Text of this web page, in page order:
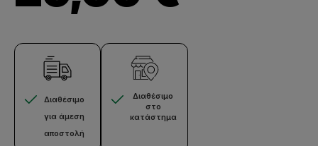
Διαθέσιμο
για άμεση
αποστολή
Διαθέσιμο
στο
κατάστημα